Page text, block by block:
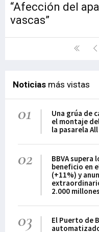
“Afección del
vascas”
Noticias más vistas
01
Una grúa de
el montaje
la pasarela
02
BBVA supera
beneficio en
(+11%) y
2.000
03
El Puerto de